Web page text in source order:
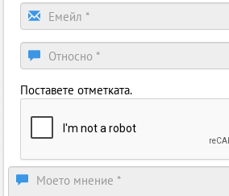
Поставете отметката.